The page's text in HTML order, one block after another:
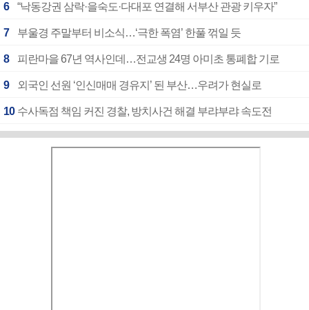
6 “낙동강권 삼락·을숙도·다대포 연결해 서부산 관광 키우자”
7 부울경 주말부터 비소식…‘극한 폭염’ 한풀 꺾일 듯
8 피란마을 67년 역사인데…전교생 24명 아미초 통폐합 기로
9 외국인 선원 ‘인신매매 경유지’ 된 부산…우려가 현실로
10 수사독점 책임 커진 경찰, 방치사건 해결 부랴부랴 속도전